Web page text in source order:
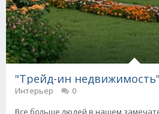
"Трейд-ин недвижимость"
Интерьер
0
Все больше людей в нашем